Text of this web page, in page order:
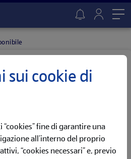
questa offerta di lavoro! Ma
ricevere una notifica appena
tornerà online
sui cookie di
“cookies” fine di garantire una
all’interno del proprio
“cookies necessari” e, previo